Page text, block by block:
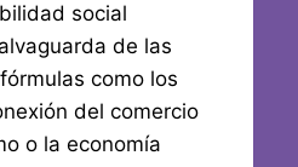
social
de las
como los
del comercio
o la economía